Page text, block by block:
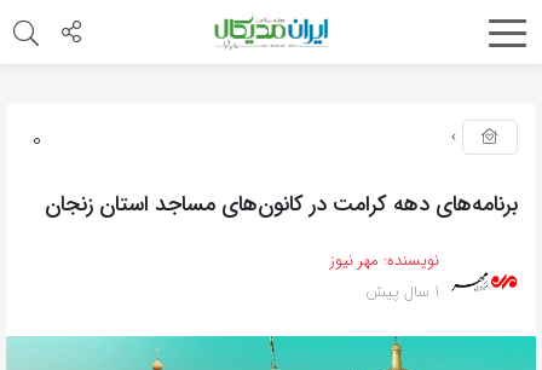
0
برنامه‌های دهه کرامت در کانون‌های مساجد استان زنجان
نویسنده: مهر نیوز
1 سال پیش